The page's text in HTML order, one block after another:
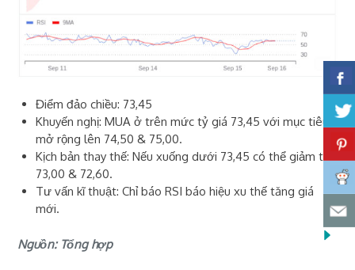
Điểm đảo chiều: 73,45
Khuyến nghị: MUA ở trên mức tỷ giá 73,45 với mục tiêu
mở rộng lên 74,50 & 75,00.
Kịch bản thay thế: Nếu xuống dưới 73,45 có thể giảm tới
73,00 & 72,60.
Tư vấn kĩ thuật: Chỉ báo RSI báo hiệu xu thế tăng giá
mới.
Nguồn: Tổng hợp